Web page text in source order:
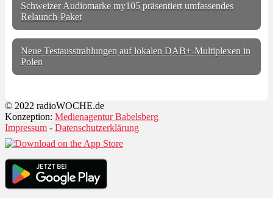
Schweizer Audiomarke my105 präsentiert umfassendes
Relaunch-Paket
Neue Testausstrahlungen auf lokalen DAB+-Multiplexen in
Polen
© 2022 radioWOCHE.de
Konzeption: Medienagentur Babelsberg
Impressum - Datenschutzerklärung